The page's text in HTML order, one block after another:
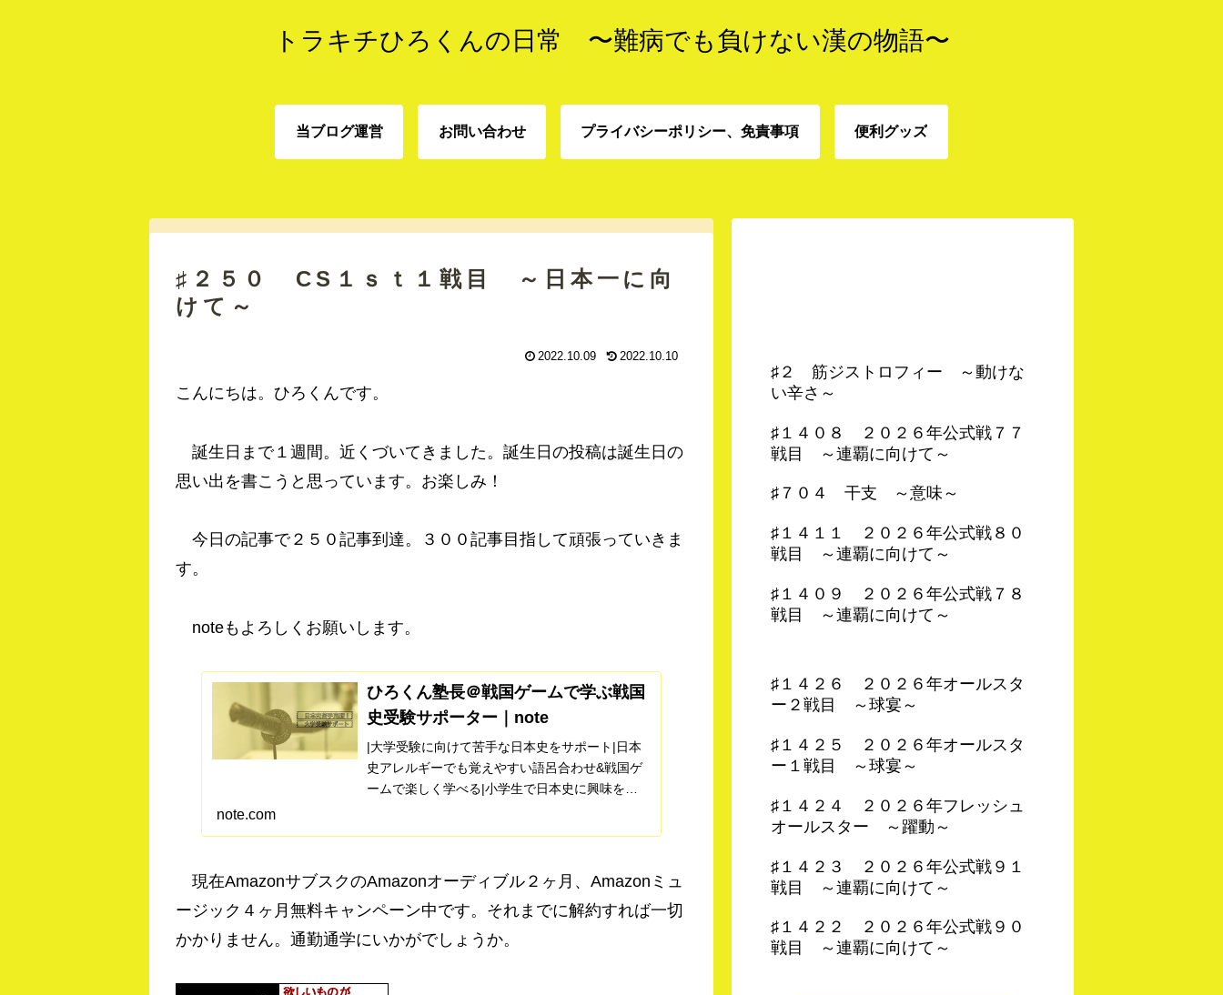
トラキチひろくんの日常 〜難病でも負けない漢の物語〜
当ブログ運営 お問い合わせ プライバシーポリシー、免責事項 便利グッズ
♯２５０ CS１ｓｔ１戦目 ～日本一に向
けて～
2022.10.09 2022.10.10
こんにちは。ひろくんです。
誕生日まで１週間。近くづいてきました。誕生日の投稿は誕生日の
思い出を書こうと思っています。お楽しみ！
今日の記事で２５０記事到達。３００記事目指して頑張っていきま
す。
noteもよろしくお願いします。
ひろくん塾長＠戦国ゲームで学ぶ戦国
史受験サポーター｜note
|大学受験に向けて苦手な日本史をサポート|日本
史アレルギーでも覚えやすい語呂合わせ&戦国ゲ
ームで楽しく学べる|小学生で日本史に興味を持
note.com
現在AmazonサブスクのAmazonオーディブル２ヶ月、Amazonミュ
ージック４ヶ月無料キャンペーン中です。それまでに解約すれば一切
かかりません。通勤通学にいかがでしょうか。
♯２ 筋ジストロフィー ～動けな
い辛さ～
♯１４０８ ２０２６年公式戦７７
戦目 ～連覇に向けて～
♯７０４ 干支 ～意味～
♯１４１１ ２０２６年公式戦８０
戦目 ～連覇に向けて～
♯１４０９ ２０２６年公式戦７８
戦目 ～連覇に向けて～
♯１４２６ ２０２６年オールスタ
ー２戦目 ～球宴～
♯１４２５ ２０２６年オールスタ
ー１戦目 ～球宴～
♯１４２４ ２０２６年フレッシュ
オールスター ～躍動～
♯１４２３ ２０２６年公式戦９１
戦目 ～連覇に向けて～
♯１４２２ ２０２６年公式戦９０
戦目 ～連覇に向けて～